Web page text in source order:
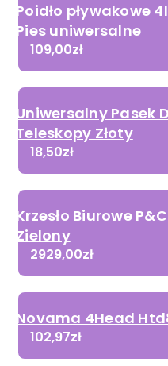
Poidło pływakowe
Pies uniwersalne
109,00zł
Uniwersalny Pasek
Teleskopy Złoty
18,50zł
Krzesło Biurowe
Zielony
2929,00zł
Novama 4Head
102,97zł